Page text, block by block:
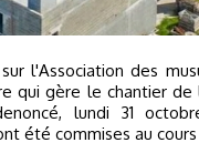
qui gère le chantier de
lundi 31
été commises au